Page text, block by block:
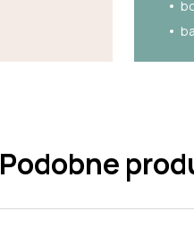
Podobne